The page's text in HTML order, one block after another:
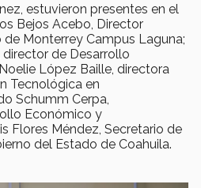
estuvieron presentes en el
Bejos Acebo, Director
Monterrey Campus Laguna;
de Desarrollo
López Baille, directora
Tecnológica en
Schumm Cerpa,
Económico y
Flores Méndez, Secretario de
del Estado de Coahuila.